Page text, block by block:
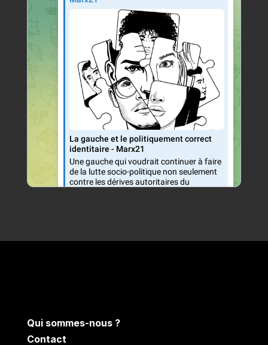
Qui sommes-nous ?
Contact